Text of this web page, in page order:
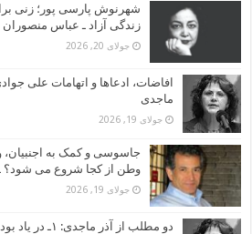
شهرنوش پارسی پور؛ زنی
زندگی آزاد ـ عباس منصوران
جولای 20, 2026
افاضات، ادعاها و اتهامات علی
ماجدی
جولای 19, 2026
جاسوسی و کمک به اجنبیان،
وطن از کجا شروع می شود؟
جولای 19, 2026
دو مطلب از آذر